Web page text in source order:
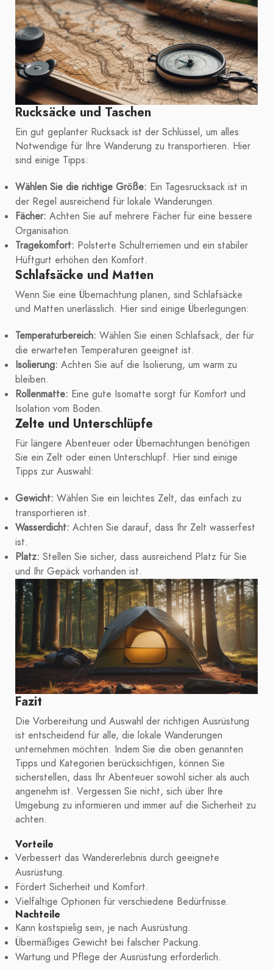
Rucksäcke und Taschen
Ein gut geplanter Rucksack ist der Schlüssel, um alles
Notwendige für Ihre Wanderung zu transportieren. Hier
sind einige Tipps:
Wählen Sie die richtige Größe: Ein Tagesrucksack ist in
der Regel ausreichend für lokale Wanderungen.
Fächer: Achten Sie auf mehrere Fächer für eine bessere
Organisation.
Tragekomfort: Polsterte Schulterriemen und ein stabiler
Hüftgurt erhöhen den Komfort.
Schlafsäcke und Matten
Wenn Sie eine Übernachtung planen, sind Schlafsäcke
und Matten unerlässlich. Hier sind einige Überlegungen:
Temperaturbereich: Wählen Sie einen Schlafsack, der für
die erwarteten Temperaturen geeignet ist.
Isolierung: Achten Sie auf die Isolierung, um warm zu
bleiben.
Rollenmatte: Eine gute Isomatte sorgt für Komfort und
Isolation vom Boden.
Zelte und Unterschlüpfe
Für längere Abenteuer oder Übernachtungen benötigen
Sie ein Zelt oder einen Unterschlupf. Hier sind einige
Tipps zur Auswahl:
Gewicht: Wählen Sie ein leichtes Zelt, das einfach zu
transportieren ist.
Wasserdicht: Achten Sie darauf, dass Ihr Zelt wasserfest
ist.
Platz: Stellen Sie sicher, dass ausreichend Platz für Sie
und Ihr Gepäck vorhanden ist.
Fazit
Die Vorbereitung und Auswahl der richtigen Ausrüstung
ist entscheidend für alle, die lokale Wanderungen
unternehmen möchten. Indem Sie die oben genannten
Tipps und Kategorien berücksichtigen, können Sie
sicherstellen, dass Ihr Abenteuer sowohl sicher als auch
angenehm ist. Vergessen Sie nicht, sich über Ihre
Umgebung zu informieren und immer auf die Sicherheit zu
achten.
Vorteile
Verbessert das Wandererlebnis durch geeignete
Ausrüstung.
Fördert Sicherheit und Komfort.
Vielfältige Optionen für verschiedene Bedürfnisse.
Nachteile
Kann kostspielig sein, je nach Ausrüstung.
Übermäßiges Gewicht bei falscher Packung.
Wartung und Pflege der Ausrüstung erforderlich.